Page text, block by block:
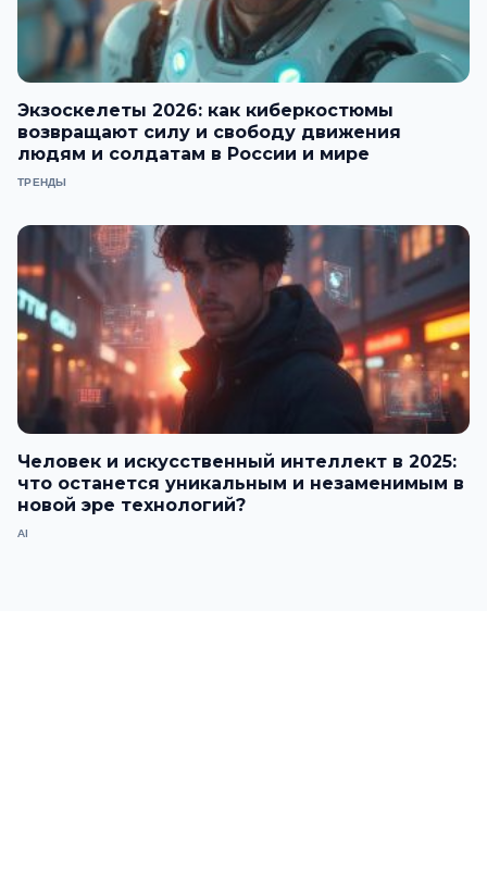
Экзоскелеты 2026: как киберкостюмы
возвращают силу и свободу движения
людям и солдатам в России и мире
ТРЕНДЫ
Человек и искусственный интеллект в 2025:
что останется уникальным и незаменимым в
новой эре технологий?
AI